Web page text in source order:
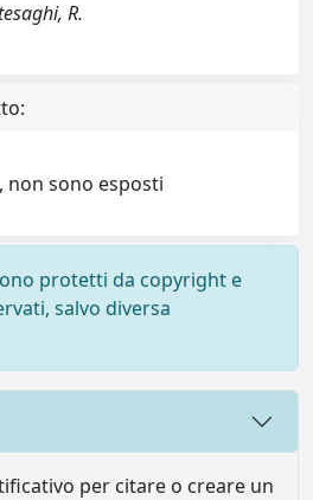
R.
non sono esposti
protetti da copyright e
salvo diversa
per citare o creare un